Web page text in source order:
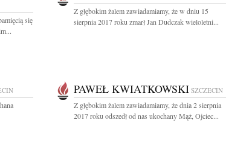
się
Z głębokim żalem zawiadamiamy, że w dniu 15
sierpnia 2017 roku zmarł Jan Dudczak wieloletni...
PAWEŁ KWIATKOWSKI SZCZECIN
Z głębokim żalem zawiadamiamy, że dnia 2 sierpnia
2017 roku odszedł od nas ukochany Mąż, Ojciec...